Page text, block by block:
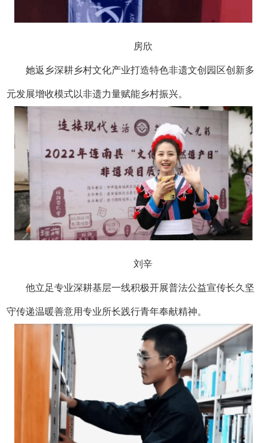
房欣
她返乡深耕乡村文化产业打造特色非遗文创园区创新多
元发展增收模式以非遗力量赋能乡村振兴。
刘辛
他立足专业深耕基层一线积极开展普法公益宣传长久坚
守传递温暖善意用专业所长践行青年奉献精神。